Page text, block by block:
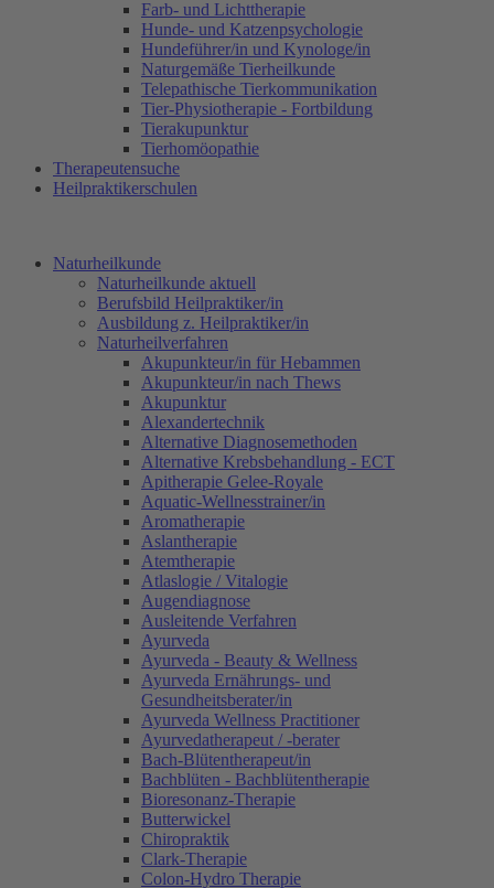
Farb- und Lichttherapie
Hunde- und Katzenpsychologie
Hundeführer/in und Kynologe/in
Naturgemäße Tierheilkunde
Telepathische Tierkommunikation
Tier-Physiotherapie - Fortbildung
Tierakupunktur
Tierhomöopathie
Therapeutensuche
Heilpraktikerschulen
Naturheilkunde
Naturheilkunde aktuell
Berufsbild Heilpraktiker/in
Ausbildung z. Heilpraktiker/in
Naturheilverfahren
Akupunkteur/in für Hebammen
Akupunkteur/in nach Thews
Akupunktur
Alexandertechnik
Alternative Diagnosemethoden
Alternative Krebsbehandlung - ECT
Apitherapie Gelee-Royale
Aquatic-Wellnesstrainer/in
Aromatherapie
Aslantherapie
Atemtherapie
Atlaslogie / Vitalogie
Augendiagnose
Ausleitende Verfahren
Ayurveda
Ayurveda - Beauty & Wellness
Ayurveda Ernährungs- und
Gesundheitsberater/in
Ayurveda Wellness Practitioner
Ayurvedatherapeut / -berater
Bach-Blütentherapeut/in
Bachblüten - Bachblütentherapie
Bioresonanz-Therapie
Butterwickel
Chiropraktik
Clark-Therapie
Colon-Hydro Therapie